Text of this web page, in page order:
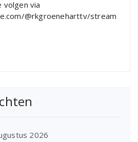
volgen via
@rkgroeneharttv/stream
2026